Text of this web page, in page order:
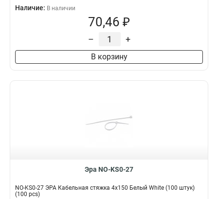
Наличие: В наличии
70,46 ₽
– +
В корзину
Эра NO-KS0-27
NO-KS0-27 ЭРА Кабельная стяжка 4х150 Белый White (100 штук)
(100 pcs)